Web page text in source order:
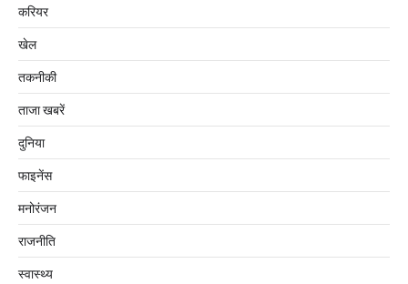
करियर
खेल
तकनीकी
ताजा खबरें
दुनिया
फाइनेंस
मनोरंजन
राजनीति
स्वास्थ्य